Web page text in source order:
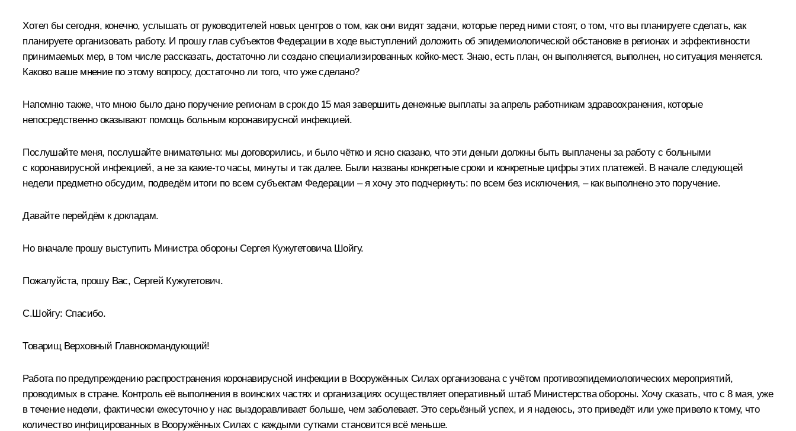
Хотел бы сегодня, конечно, услышать от руководителей новых центров о том, как они видят задачи, которые перед ними стоят, о том, что вы планируете сделать, как
планируете организовать работу. И прошу глав субъектов Федерации в ходе выступлений доложить об эпидемиологической обстановке в регионах и эффективности
принимаемых мер, в том числе рассказать, достаточно ли создано специализированных койко-мест. Знаю, есть план, он выполняется, выполнен, но ситуация меняется.
Каково ваше мнение по этому вопросу, достаточно ли того, что уже сделано?
Напомню также, что мною было дано поручение регионам в срок до 15 мая завершить денежные выплаты за апрель работникам здравоохранения, которые
непосредственно оказывают помощь больным коронавирусной инфекцией.
Послушайте меня, послушайте внимательно: мы договорились, и было чётко и ясно сказано, что эти деньги должны быть выплачены за работу с больными
с коронавирусной инфекцией, а не за какие‑то часы, минуты и так далее. Были названы конкретные сроки и конкретные цифры этих платежей. В начале следующей
недели предметно обсудим, подведём итоги по всем субъектам Федерации – я хочу это подчеркнуть: по всем без исключения, – как выполнено это поручение.
Давайте перейдём к докладам.
Но вначале прошу выступить Министра обороны Сергея Кужугетовича Шойгу.
Пожалуйста, прошу Вас, Сергей Кужугетович.
С.Шойгу: Спасибо.
Товарищ Верховный Главнокомандующий!
Работа по предупреждению распространения коронавирусной инфекции в Вооружённых Силах организована с учётом противоэпидемиологических мероприятий,
проводимых в стране. Контроль её выполнения в воинских частях и организациях осуществляет оперативный штаб Министерства обороны. Хочу сказать, что с 8 мая, уже
в течение недели, фактически ежесуточно у нас выздоравливает больше, чем заболевает. Это серьёзный успех, и я надеюсь, это приведёт или уже привело к тому, что
количество инфицированных в Вооружённых Силах с каждыми сутками становится всё меньше.